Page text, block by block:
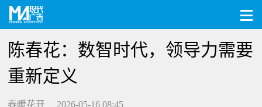
陈春花：数智时代，领导力需要
重新定义
春暖花开 2026-05-16 08:45